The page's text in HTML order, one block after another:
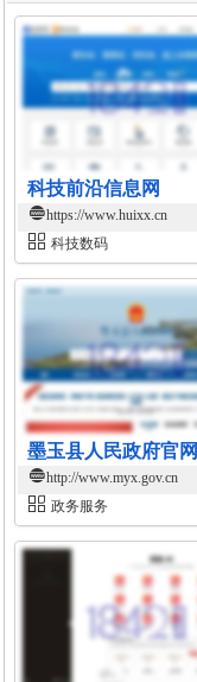
科技前沿信息网
https://www.huixx.cn
科技数码
墨玉县人民政府官网
http://www.myx.gov.cn
政务服务